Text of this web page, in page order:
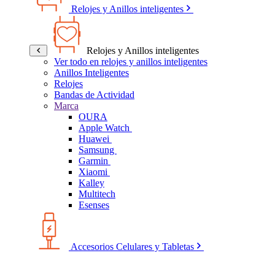
Relojes y Anillos inteligentes
Relojes y Anillos inteligentes
Ver todo en relojes y anillos inteligentes
Anillos Inteligentes
Relojes
Bandas de Actividad
Marca
OURA
Apple Watch
Huawei
Samsung
Garmin
Xiaomi
Kalley
Multitech
Esenses
Accesorios Celulares y Tabletas